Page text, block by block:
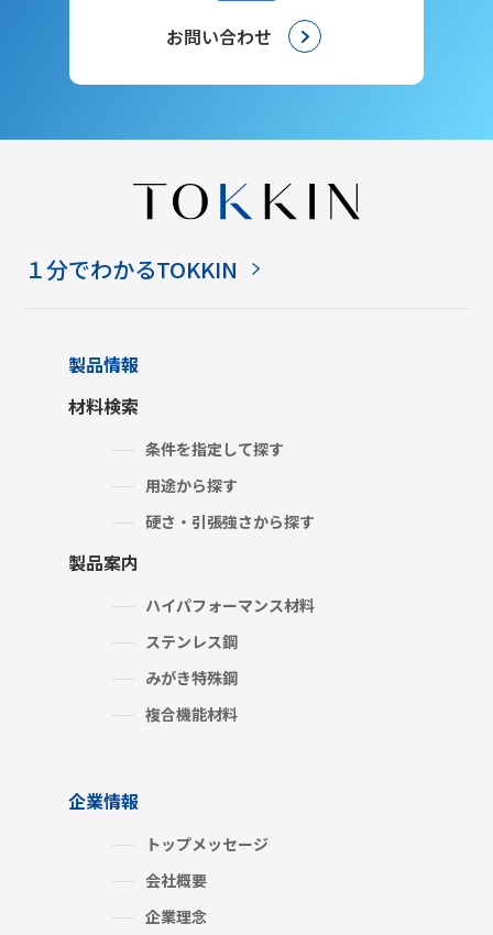
お問い合わせ
１分でわかるTOKKIN
製品情報
材料検索
条件を指定して探す
用途から探す
硬さ・引張強さから探す
製品案内
ハイパフォーマンス材料
ステンレス鋼
みがき特殊鋼
複合機能材料
企業情報
トップメッセージ
会社概要
企業理念